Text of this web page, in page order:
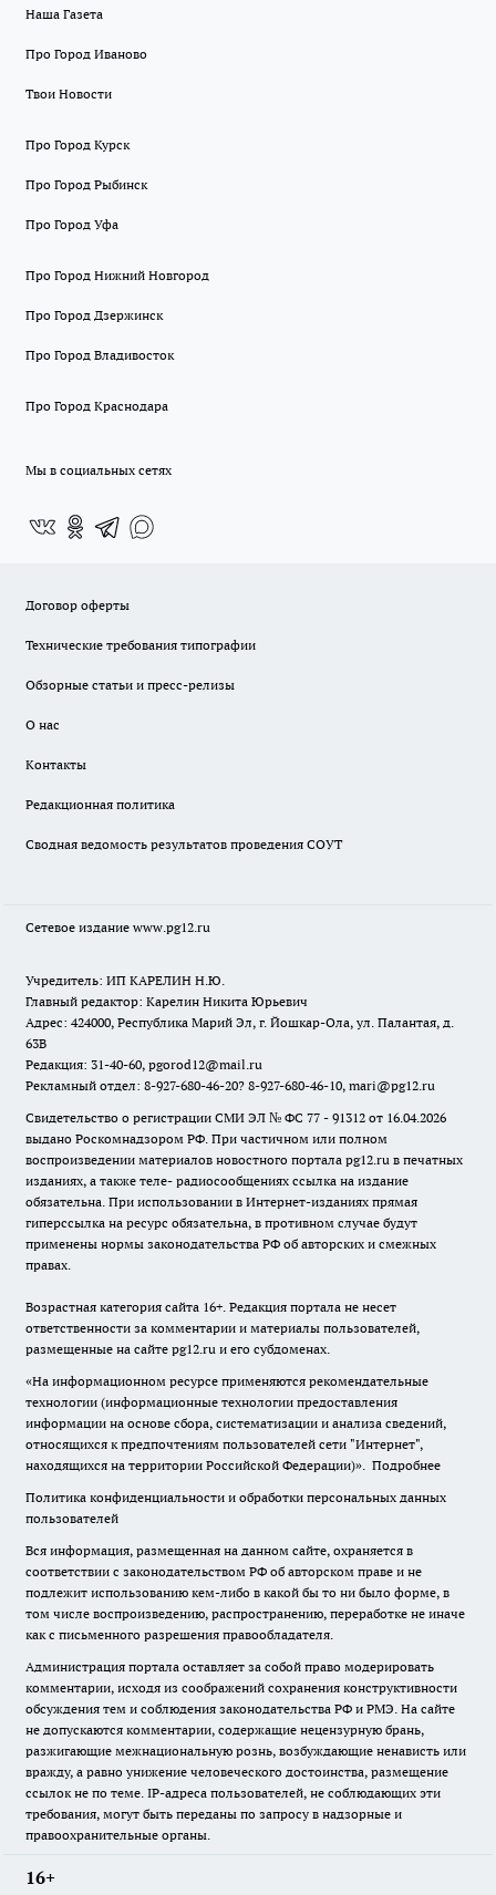
Наша Газета
Про Город Иваново
Твои Новости
Про Город Курск
Про Город Рыбинск
Про Город Уфа
Про Город Нижний Новгород
Про Город Дзержинск
Про Город Владивосток
Про Город Краснодара
Мы в социальных сетях
Договор оферты
Технические требования типографии
Обзорные статьи и пресс-релизы
О нас
Контакты
Редакционная политика
Сводная ведомость результатов проведения СОУТ
Сетевое издание www.pg12.ru
Учредитель: ИП КАРЕЛИН Н.Ю.
Главный редактор: Карелин Никита Юрьевич
Адрес: 424000, Республика Марий Эл, г. Йошкар-Ола, ул. Палантая, д.
63В
Редакция: 31-40-60, pgorod12@mail.ru
Рекламный отдел: 8-927-680-46-20? 8-927-680-46-10, mari@pg12.ru
Свидетельство о регистрации СМИ ЭЛ № ФС 77 - 91312 от 16.04.2026
выдано Роскомнадзором РФ. При частичном или полном
воспроизведении материалов новостного портала pg12.ru в печатных
изданиях, а также теле- радиосообщениях ссылка на издание
обязательна. При использовании в Интернет-изданиях прямая
гиперссылка на ресурс обязательна, в противном случае будут
применены нормы законодательства РФ об авторских и смежных
правах.
Возрастная категория сайта 16+. Редакция портала не несет
ответственности за комментарии и материалы пользователей,
размещенные на сайте pg12.ru и его субдоменах.
«На информационном ресурсе применяются рекомендательные
технологии (информационные технологии предоставления
информации на основе сбора, систематизации и анализа сведений,
относящихся к предпочтениям пользователей сети "Интернет",
находящихся на территории Российской Федерации)». Подробнее
Политика конфиденциальности и обработки персональных данных
пользователей
Вся информация, размещенная на данном сайте, охраняется в
соответствии с законодательством РФ об авторском праве и не
подлежит использованию кем-либо в какой бы то ни было форме, в
том числе воспроизведению, распространению, переработке не иначе
как с письменного разрешения правообладателя.
Администрация портала оставляет за собой право модерировать
комментарии, исходя из соображений сохранения конструктивности
обсуждения тем и соблюдения законодательства РФ и РМЭ. На сайте
не допускаются комментарии, содержащие нецензурную брань,
разжигающие межнациональную рознь, возбуждающие ненависть или
вражду, а равно унижение человеческого достоинства, размещение
ссылок не по теме. IP-адреса пользователей, не соблюдающих эти
требования, могут быть переданы по запросу в надзорные и
правоохранительные органы.
16+